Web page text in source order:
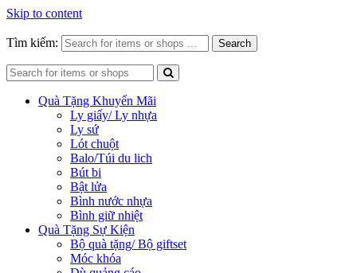
Skip to content
Tìm kiếm: Search
Quà Tặng Khuyến Mãi
Ly giấy/ Ly nhựa
Ly sứ
Lót chuột
Balo/Túi du lich
Bút bi
Bật lửa
Bình nước nhựa
Bình giữ nhiệt
Quà Tặng Sự Kiện
Bộ quà tặng/ Bộ giftset
Móc khóa